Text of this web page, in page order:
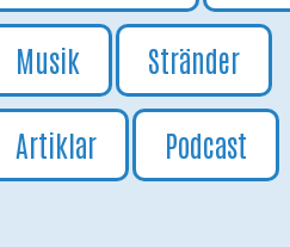
Musik Stränder
Artiklar Podcast